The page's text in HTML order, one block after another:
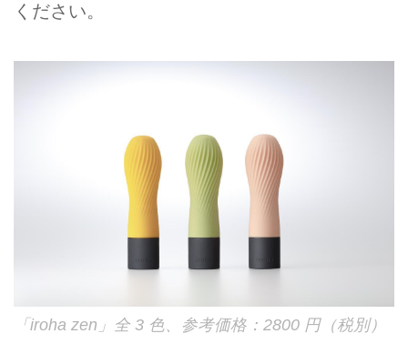
ください。
「iroha zen」全 3 色、参考価格：2800 円（税別）